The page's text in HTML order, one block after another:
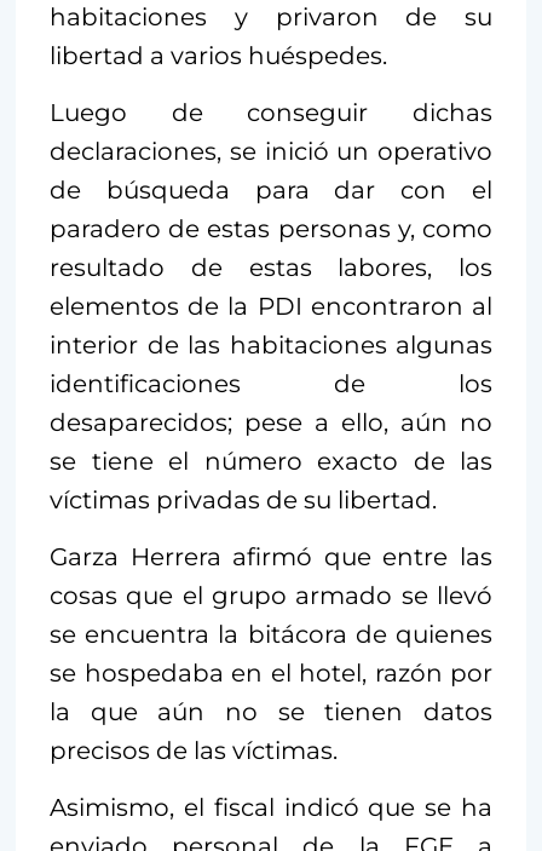
habitaciones y privaron de su
libertad a varios huéspedes.
Luego de conseguir dichas
declaraciones, se inició un operativo
de búsqueda para dar con el
paradero de estas personas y, como
resultado de estas labores, los
elementos de la PDI encontraron al
interior de las habitaciones algunas
identificaciones de los
desaparecidos; pese a ello, aún no
se tiene el número exacto de las
víctimas privadas de su libertad.
Garza Herrera afirmó que entre las
cosas que el grupo armado se llevó
se encuentra la bitácora de quienes
se hospedaba en el hotel, razón por
la que aún no se tienen datos
precisos de las víctimas.
Asimismo, el fiscal indicó que se ha